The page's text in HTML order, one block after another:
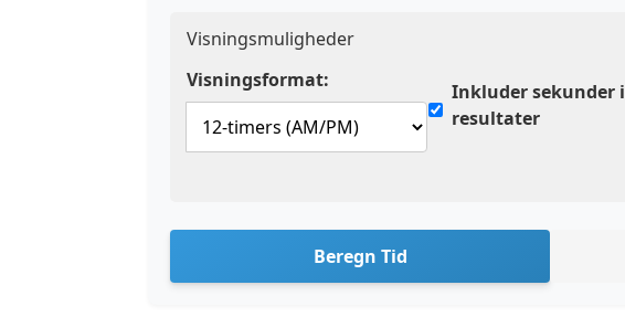
Visningsmuligheder
Visningsformat:
Inkluder sekunder i
resultater
Beregn Tid